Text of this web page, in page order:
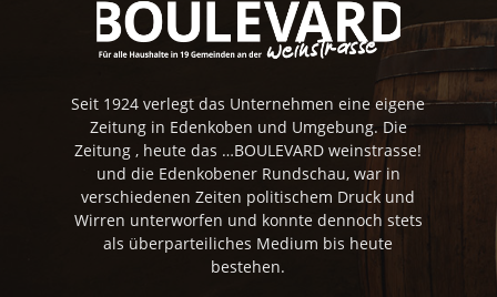
Seit 1924 verlegt das Unternehmen eine eigene
Zeitung in Edenkoben und Umgebung. Die
Zeitung , heute das …BOULEVARD weinstrasse!
und die Edenkobener Rundschau, war in
verschiedenen Zeiten politischem Druck und
Wirren unterworfen und konnte dennoch stets
als überparteiliches Medium bis heute
bestehen.